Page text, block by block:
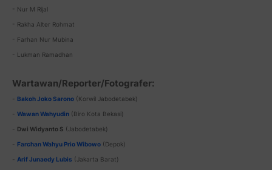
- Nur M Rijal
- Rakha Alter Rohmat
- Farhan Nur Mubina
- Lukman Ramadhan
Wartawan/Reporter/Fotografer:
Bakoh Joko Sarono (Korwil Jabodetabek)
Wawan Wahyudin (Biro Kota Bekasi)
Dwi Widyanto S (Jabodetabek)
Farchan Wahyu Prio Wibowo (Depok)
Arif Junaedy Lubis (Jakarta Barat)